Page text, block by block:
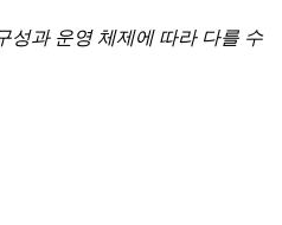
성과 운영 체제에 따라 다를 수